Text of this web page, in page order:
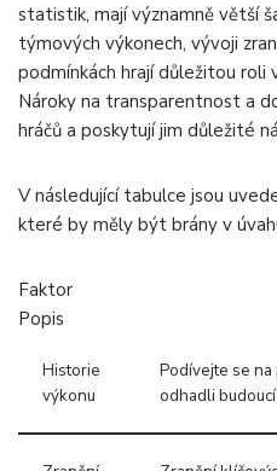
statistik, mají významně větší
týmových výkonech, vývoji
podmínkách hrají důležitou roli
Nároky na transparentnost a
hráčů a poskytují jim důležité
V následující tabulce jsou
které by měly být brány v
Faktor
Popis
Historie
výkonu
Podívejte se
odhadli